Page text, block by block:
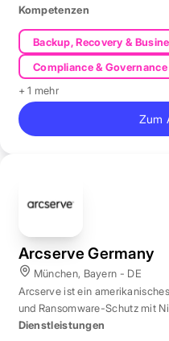
Kompetenzen
Backup, Recovery &
Compliance & Governance
+ 1 mehr
Zum
Arcserve Germany
München, Bayern - DE
Arcserve ist ein
und Ransomware-Schutz mit
Dienstleistungen